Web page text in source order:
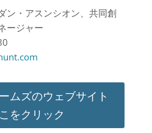
ン・アスンシオン、共同創
ージャー
ムズのウェブサイト
をクリック